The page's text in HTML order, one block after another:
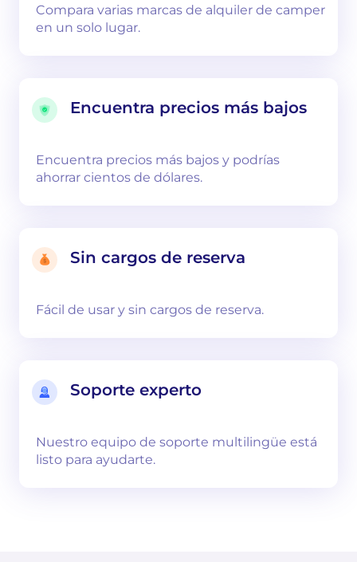
Compara varias marcas de alquiler de camper
en un solo lugar.
Encuentra precios más bajos
Encuentra precios más bajos y podrías
ahorrar cientos de dólares.
Sin cargos de reserva
Fácil de usar y sin cargos de reserva.
Soporte experto
Nuestro equipo de soporte multilingüe está
listo para ayudarte.